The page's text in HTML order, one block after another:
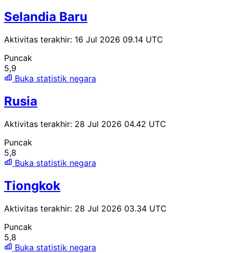
Selandia Baru
Aktivitas terakhir: 16 Jul 2026 09.14 UTC
Puncak
5,9
Buka statistik negara
Rusia
Aktivitas terakhir: 28 Jul 2026 04.42 UTC
Puncak
5,8
Buka statistik negara
Tiongkok
Aktivitas terakhir: 28 Jul 2026 03.34 UTC
Puncak
5,8
Buka statistik negara